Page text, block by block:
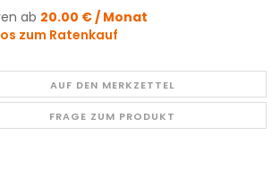
ab 20.00 € / Monat
zum Ratenkauf
AUF DEN MERKZETTEL
FRAGE ZUM PRODUKT